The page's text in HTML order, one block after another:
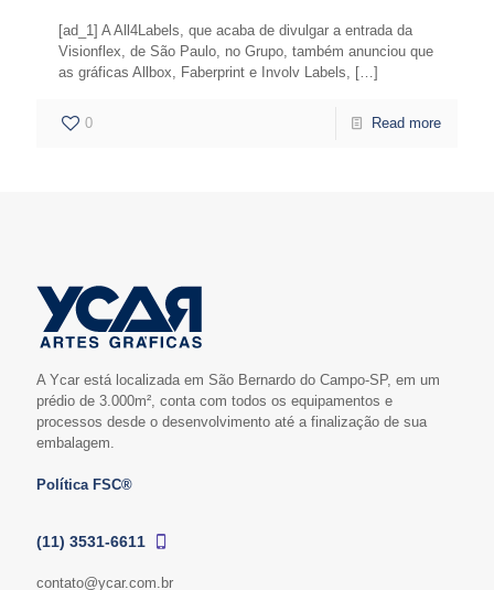
[ad_1] A All4Labels, que acaba de divulgar a entrada da
Visionflex, de São Paulo, no Grupo, também anunciou que
as gráficas Allbox, Faberprint e Involv Labels,
[…]
0 Read more
A Ycar está localizada em São Bernardo do Campo-SP, em um
prédio de 3.000m², conta com todos os equipamentos e
processos desde o desenvolvimento até a finalização de sua
embalagem.
Política FSC®
(11) 3531-6611
contato@ycar.com.br